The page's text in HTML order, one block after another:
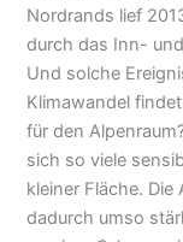
Nordrands lief
durch das Inn-
Und solche
Klimawandel
für den
sich so viele
kleiner Fläche.
dadurch umso